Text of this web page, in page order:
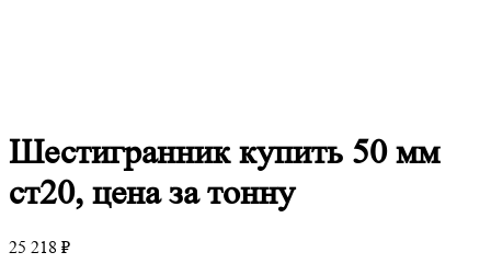
Шестигранниккупить 50 мм
ст20, цена за тонну
25 218 ₽